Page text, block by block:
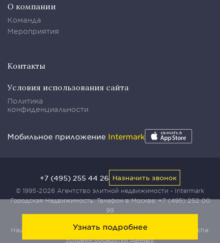
Узнать подробнее
О компании
Команда
Мероприятия
Контакты
Условия использования сайта
Политика
конфиденциальности
Мобильное приложение Intermark
© 1995-2026 Агентство элитной недвижимости - Intermark
Городская Недвижимость. Телефон в Москве:+7 (495) 252 00
99
Наш сайт защищен с помощью сервиса Yandex SmartCaptcha:
Условия обработки данных.
+7 (495) 255 44 26 Назначить звонок